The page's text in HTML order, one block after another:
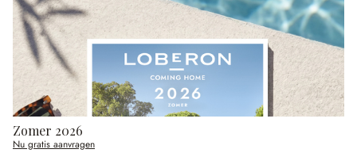
Zomer 2026
Nu gratis aanvragen